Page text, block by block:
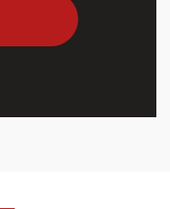
сообщил,
удары по